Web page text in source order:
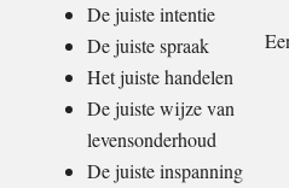
De juiste intentie
De juiste spraak
Het juiste handelen
De juiste wijze van
levensonderhoud
De juiste inspanning